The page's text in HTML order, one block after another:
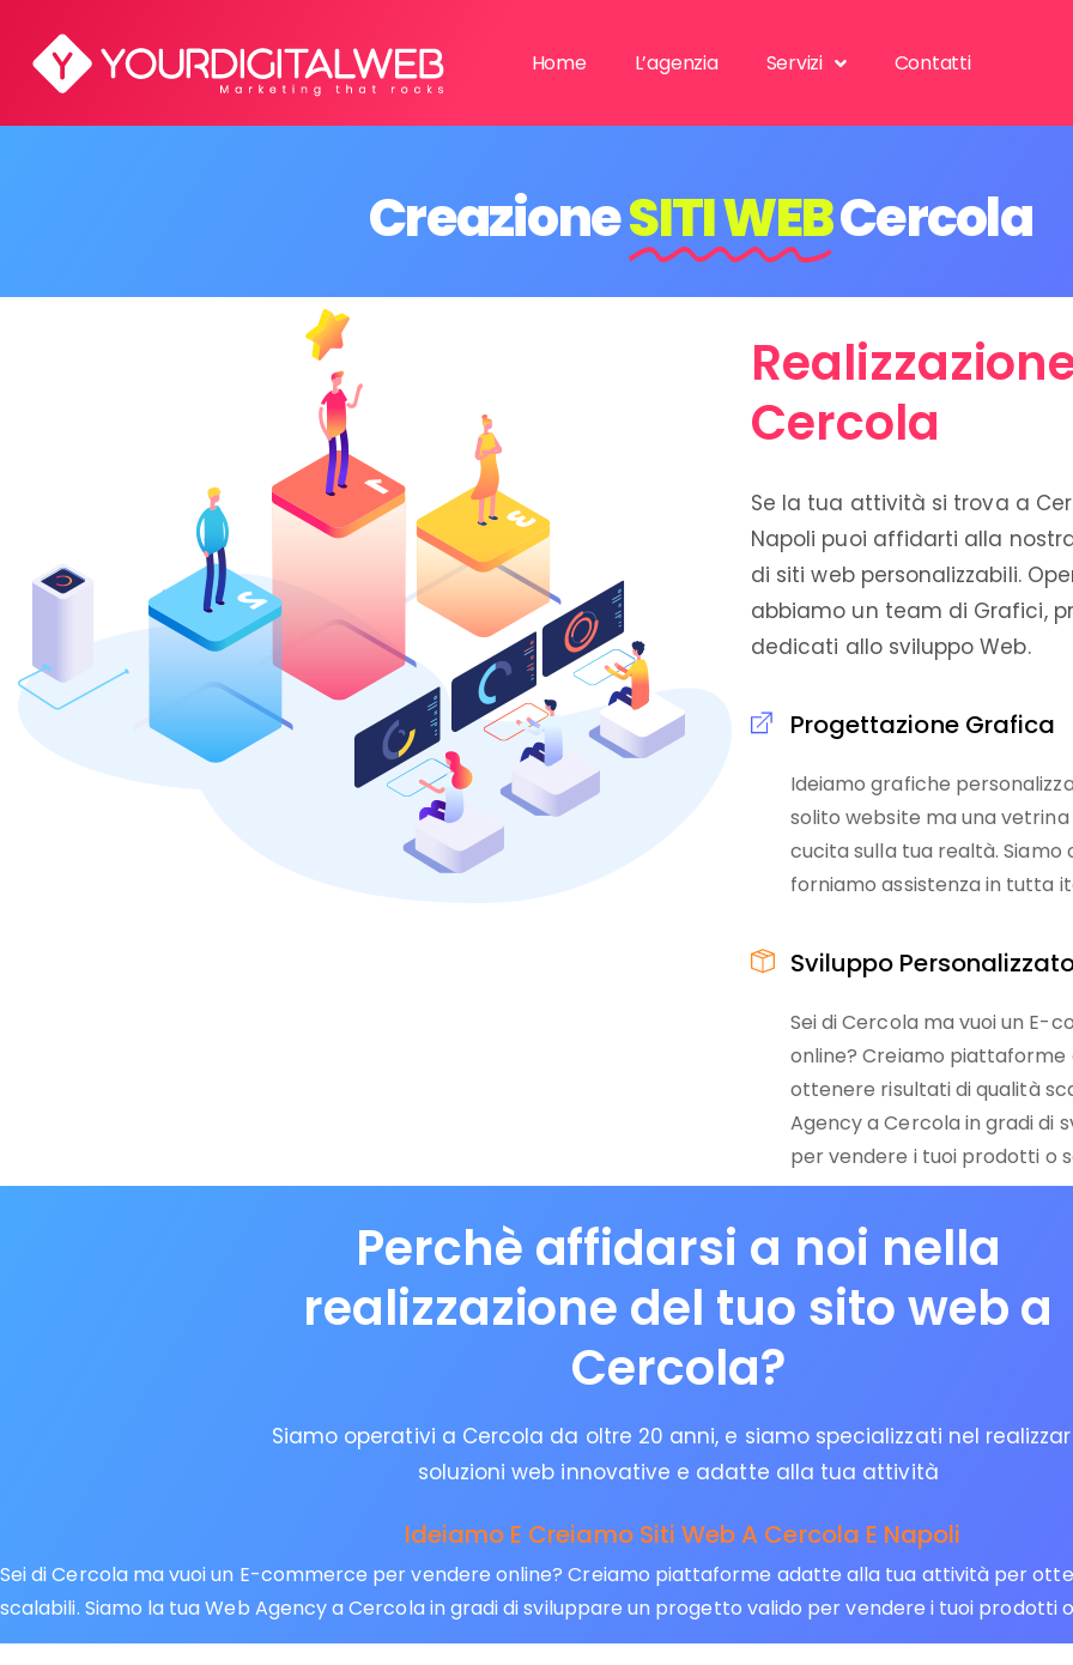
Home L’agenzia Servizi Contatti
CreazioneSITI WEBCercola
Cercola
Se la tua attività si trova a
Napoli puoi affidarti alla
di siti web personalizzabili.
abbiamo un team di Grafici,
dedicati allo sviluppo Web.
Progettazione Grafica
Ideiamo grafiche
solito website ma una
cucita sulla tua realtà. Siamo
forniamo assistenza in tutta
Sviluppo
Sei di Cercola ma vuoi un E-
online? Creiamo
ottenere risultati di qualità
Agency a Cercola in gradi di
per vendere i tuoi prodotti o
Perchè affidarsi a noi nella
realizzazione del tuo sito web a
Cercola?
Siamo operativi a Cercola da oltre 20 anni, e siamo specializzati nel
soluzioni web innovative e adatte alla tua attività
Ideiamo E Creiamo Siti Web A Cercola E Napoli
Sei di Cercola ma vuoi un E-commerce per vendere online? Creiamo piattaforme adatte alla tua attività per
scalabili. Siamo la tua Web Agency a Cercola in gradi di sviluppare un progetto valido per vendere i tuoi prodotti